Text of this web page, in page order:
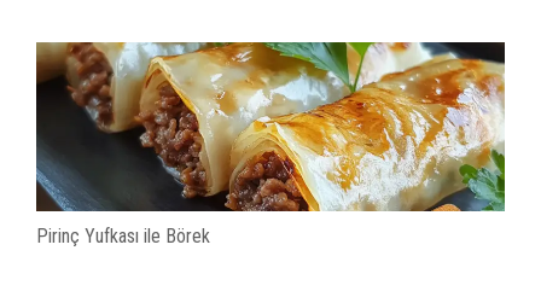
Pirinç Yufkası ile Börek